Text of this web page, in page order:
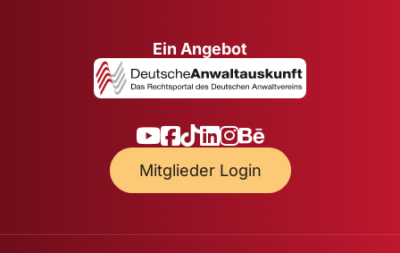
Ein Angebot
Mitglieder Login